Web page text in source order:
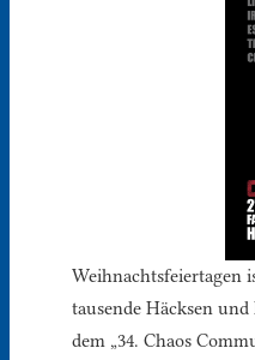
Weihnachtsfeiertagen
tausende Häcksen
dem „34. Chaos